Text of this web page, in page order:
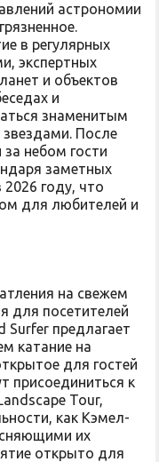
астрономии
в регулярных
экспертных
и объектов
и
знаменитым
После
небом гости
заметных
году, что
для любителей и
на свежем
для посетителей
Surfer предлагает
катание на
для гостей
присоединиться к
Tour,
как Кэмел-
их
открыто для